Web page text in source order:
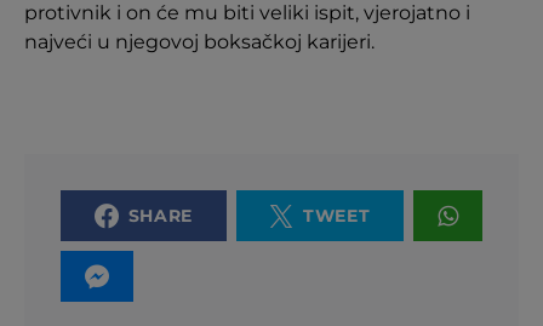
protivnik i on će mu biti veliki ispit, vjerojatno i
najveći u njegovoj boksačkoj karijeri.
SHARE TWEET